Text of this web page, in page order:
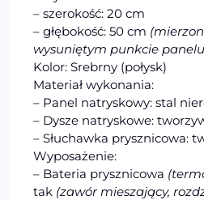
– szerokość: 20 cm
– głębokość: 50 cm
wysuniętym punkcie
Kolor: Srebrny (połysk)
Materiał wykonania:
– Panel natryskowy: stal
– Dysze natryskowe:
– Słuchawka prysznicowa:
Wyposażenie:
– Bateria prysznicowa
tak (zawór mieszający,